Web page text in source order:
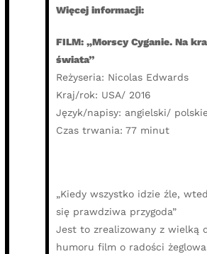
Więcej informacji:
FILM: „Morscy Cyganie. Na
świata”
Reżyseria: Nicolas Edwards
Kraj/rok: USA/ 2016
Język/napisy: angielski/
Czas trwania: 77 minut
„Kiedy wszystko idzie źle,
się prawdziwa przygoda”
Jest to zrealizowany z wielką
humoru film o radości